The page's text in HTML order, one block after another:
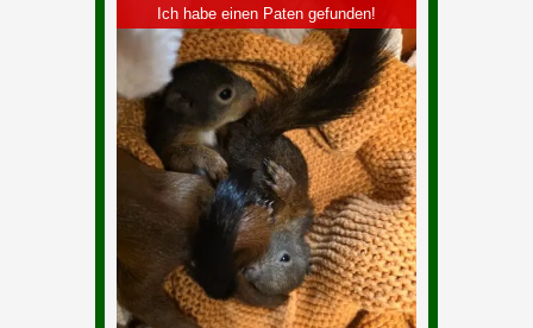
Ich habe einen Paten gefunden!